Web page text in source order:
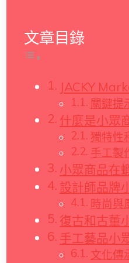
文章目錄
JACKY
關鍵提
什麼是小眾
獨特性
手工製
小眾商品在
設計師品牌
時尚與
復古和古董
手工藝品小
文化傳